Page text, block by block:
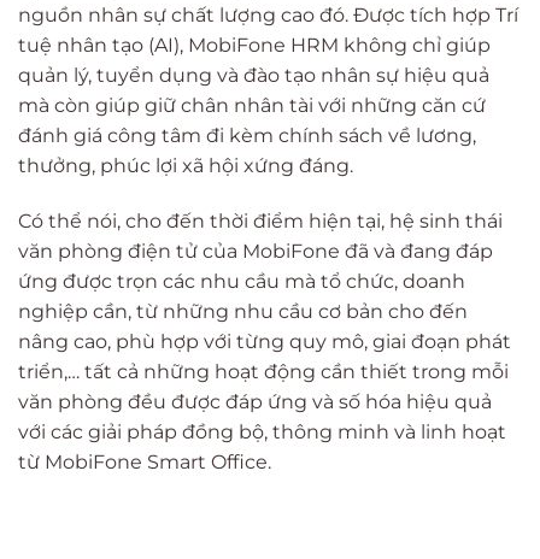
nguồn nhân sự chất lượng cao đó. Được tích hợp Trí
tuệ nhân tạo (AI), MobiFone HRM không chỉ giúp
quản lý, tuyển dụng và đào tạo nhân sự hiệu quả
mà còn giúp giữ chân nhân tài với những căn cứ
đánh giá công tâm đi kèm chính sách về lương,
thưởng, phúc lợi xã hội xứng đáng.
Có thể nói, cho đến thời điểm hiện tại, hệ sinh thái
văn phòng điện tử của MobiFone đã và đang đáp
ứng được trọn các nhu cầu mà tổ chức, doanh
nghiệp cần, từ những nhu cầu cơ bản cho đến
nâng cao, phù hợp với từng quy mô, giai đoạn phát
triển,… tất cả những hoạt động cần thiết trong mỗi
văn phòng đều được đáp ứng và số hóa hiệu quả
với các giải pháp đồng bộ, thông minh và linh hoạt
từ MobiFone Smart Office.